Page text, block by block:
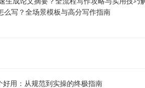
么写？全场景模板与高分写作指南
好用：从规范到实操的终极指南